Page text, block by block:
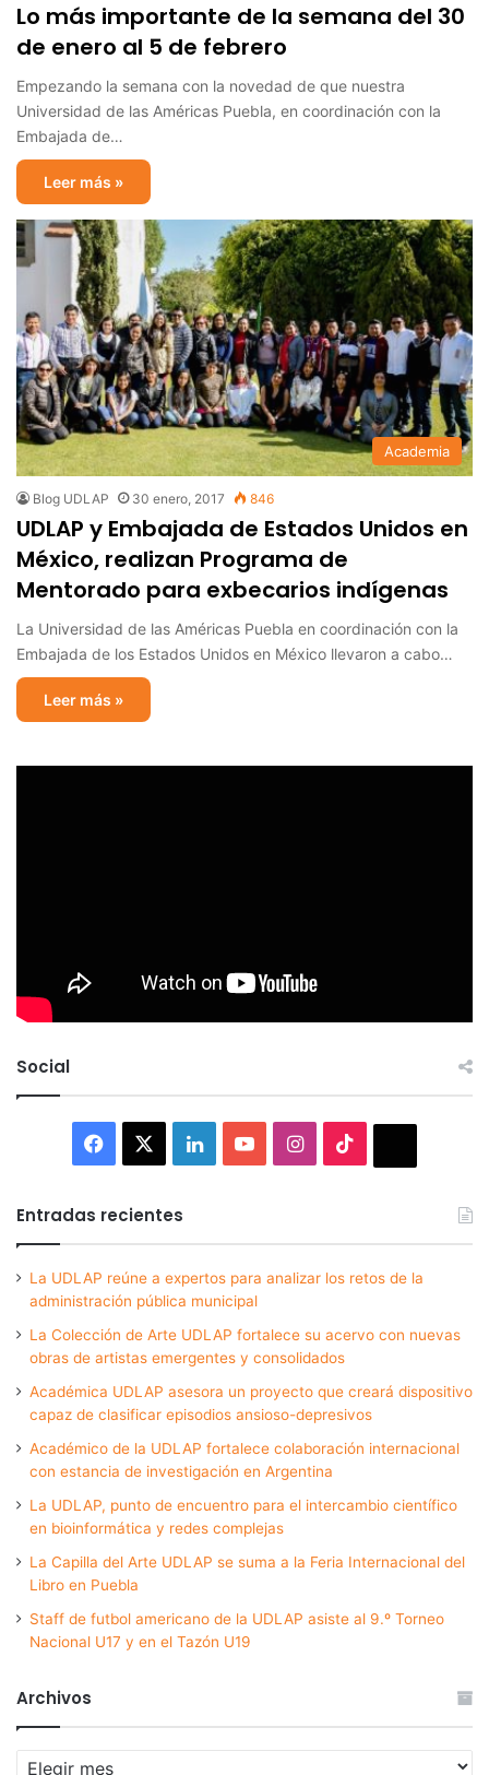
Lo más importante de la semana del 30
de enero al 5 de febrero
Empezando la semana con la novedad de que nuestra
Universidad de las Américas Puebla, en coordinación con la
Embajada de…
Leer más »
Academia
Blog UDLAP 30 enero, 2017 846
UDLAP y Embajada de Estados Unidos en
México, realizan Programa de
Mentorado para exbecarios indígenas
La Universidad de las Américas Puebla en coordinación con la
Embajada de los Estados Unidos en México llevaron a cabo…
Leer más »
Social
Facebook LinkedInYouTubeInstagram
Entradas recientes
La UDLAP reúne a expertos para analizar los retos de la
administración pública municipal
La Colección de Arte UDLAP fortalece su acervo con nuevas
obras de artistas emergentes y consolidados
Académica UDLAP asesora un proyecto que creará dispositivo
capaz de clasificar episodios ansioso-depresivos
Académico de la UDLAP fortalece colaboración internacional
con estancia de investigación en Argentina
La UDLAP, punto de encuentro para el intercambio científico
en bioinformática y redes complejas
La Capilla del Arte UDLAP se suma a la Feria Internacional del
Libro en Puebla
Staff de futbol americano de la UDLAP asiste al 9.º Torneo
Nacional U17 y en el Tazón U19
Archivos
Archivos